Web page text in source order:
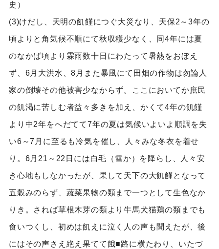
史）
(3)けだし、天明の飢饉につぐ大災なり、天保2～3年の
頃よりと角気候不順にて秋収穫少なく、同4年には夏
のなかば頃より霖雨数十日にわたって暑熱をおぼえ
ず、6月大洪水、8月また暴風にて田畑の作物は勿論人
家の倒壊その他被害少なからず。ここにおいてか庶民
の飢渇に苦しむ者益々多きを加え、かくて4年の飢饉
より中2年をへだてて7年の夏は気候いよいよ順調を失
い6～7月に至るも冷気を催し、人々みな冬衣を着せ
り。6月21～22日には白毛（雪か）を降らし、人々安
き心地もしなかったが、果して天下の大飢饉となって
五穀みのらず、蔬菜果物の類まで一つとして生色なか
りき。されば草根木芽の類より牛馬犬猫鶏の類までも
食いつくし、初めは飢えに泣く人の声も聞えたが、後
にはその声さえ絶え果てて餓■路に横たわり、いたづ